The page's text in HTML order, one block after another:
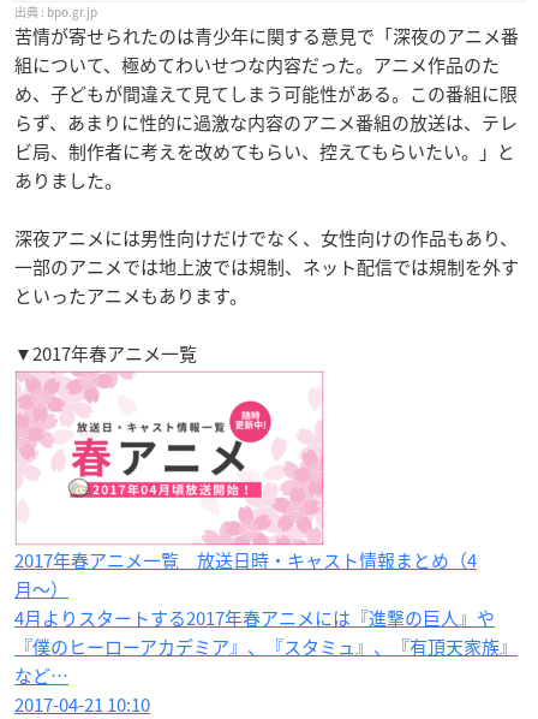
bpo.gr.jp
苦情が寄せられたのは青少年に関する意見で「深夜のアニメ番
組について、極めてわいせつな内容だった。アニメ作品のた
め、子どもが間違えて見てしまう可能性がある。この番組に限
らず、あまりに性的に過激な内容のアニメ番組の放送は、テレ
ビ局、制作者に考えを改めてもらい、控えてもらいたい。 」と
ありました。
深夜アニメには男性向けだけでなく、女性向けの作品もあり、
一部のアニメでは地上波では規制、ネット配信では規制を外す
といったアニメもあります。
▼2017年春アニメ一覧
2017年春アニメ一覧 放送日時・キャスト情報まとめ（4
月〜）
4月よりスタートする2017年春アニメには『進撃の巨人』や
『僕のヒーローアカデミア』、『スタミュ』、『有頂天家族』
など…
2017-04-21 10:10